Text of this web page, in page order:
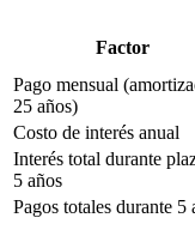
Factor
Pago mensual
25 años)
Costo de interés anual
Interés total durante
5 años
Pagos totales durante 5